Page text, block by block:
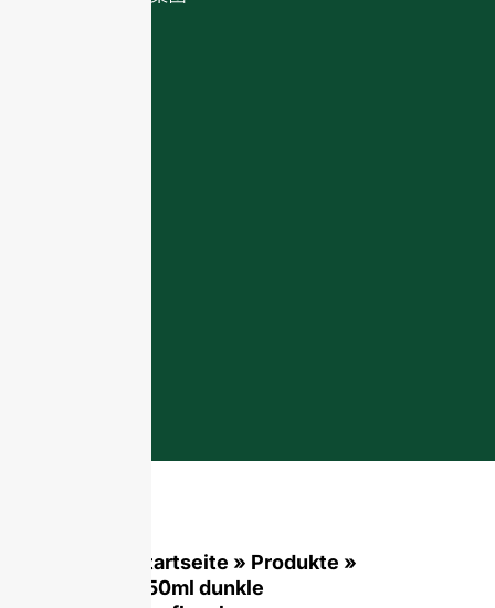
Startseite » Produkte »
450ml dunkle